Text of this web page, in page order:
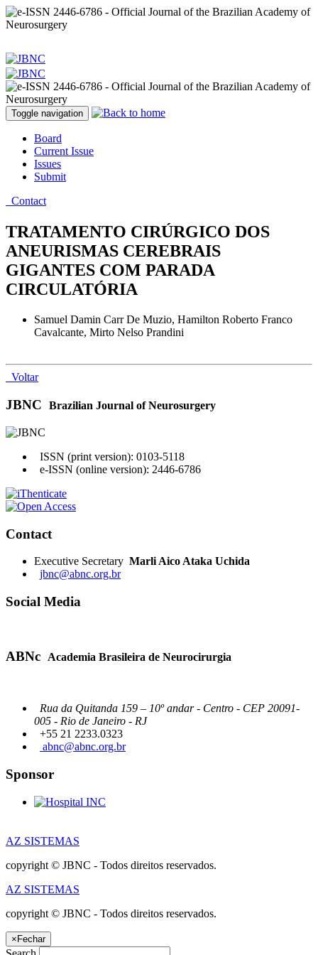
Toggle navigation
Board
Current Issue
Issues
Submit
Contact
TRATAMENTO CIRÚRGICO DOS
ANEURISMAS CEREBRAIS
GIGANTES COM PARADA
CIRCULATÓRIA
Samuel Damin Carr De Muzio, Hamilton Roberto Franco
Cavalcante, Mirto Nelso Prandini
Voltar
JBNC Brazilian Journal of Neurosurgery
ISSN (print version): 0103-5118
e-ISSN (online version): 2446-6786
Contact
Executive Secretary Marli Aico Ataka Uchida
jbnc@abnc.org.br
Social Media
ABNc Academia Brasileira de Neurocirurgia
Rua da Quitanda 159 – 10º andar - Centro - CEP 20091-
005 - Rio de Janeiro - RJ
+55 21 2233.0323
abnc@abnc.org.br
Sponsor
AZ SISTEMAS
copyright © JBNC - Todos direitos reservados.
AZ SISTEMAS
copyright © JBNC - Todos direitos reservados.
×Fechar